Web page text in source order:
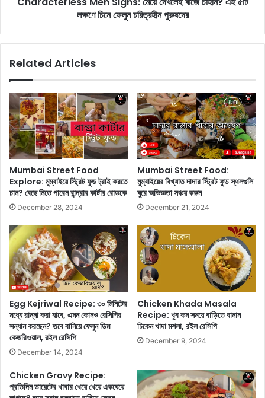
ক
স্টা
সি
নে
মা
হ
লে
হ
বে
বি
রা
ট
বি
স্ফো
ণ
,
মু
ক্তি
পা
বে
সা
ত
দ
ক্ষি
e
i
g
n
s
:
য়ে
দে
লে
ই
বা
জে
চা
হ
নি
?
এ
ই
৫
টি
ক্ষ
ণে
লক্ষণে চিনে ফেলুন চরিত্রহীন পুরুষদের
Related Articles
Mumbai Street Food
Explore: মুম্বাইয়ে স্ট্রিট ফুড ট্রাই করতে
চান? বেছে নিতে পারেন বান্দ্রার কার্টার রোডকে
December 28, 2024
Mumbai Street Food:
মুম্বাইয়ের বিখ্যাত দাদার স্ট্রিট ফুড স্থলগুলি
ঘুরে অভিজ্ঞতা সঞ্চয় করুন
December 21, 2024
Egg Kejriwal Recipe: ৩০ মিনিটের
মধ্যে রান্না করা যাবে, এমন কোনও রেসিপির
সন্ধান করছেন? তবে বানিয়ে ফেলুন ডিম
কেজরিওয়াল, রইল রেসিপি
December 14, 2024
Chicken Khada Masala
Recipe: খুব কম সময়ে বাড়িতে বানান
চিকেন খাদা মশলা, রইল রেসিপি
December 9, 2024
Chicken Gravy Recipe:
প্রতিদিন ডায়েটের খাবার খেয়ে খেয়ে একঘেয়ে